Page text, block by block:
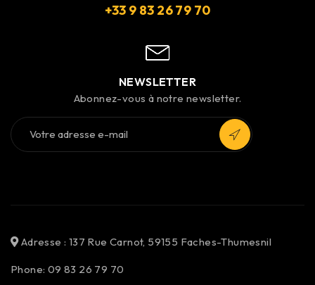
+33 9 83 26 79 70
NEWSLETTER
Abonnez-vous à notre newsletter.
Adresse : 137 Rue Carnot, 59155 Faches-Thumesnil
Phone: 09 83 26 79 70